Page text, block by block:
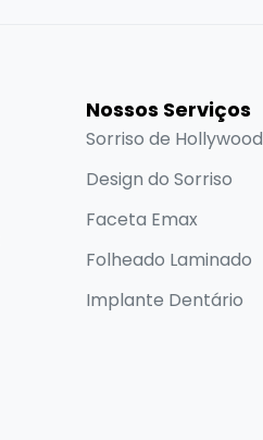
Nossos Serviços
Sorriso de Hollywood
Design do Sorriso
Faceta Emax
Folheado Laminado
Implante Dentário